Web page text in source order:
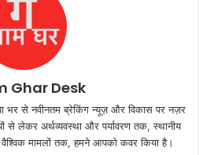
Ghar Desk
भर से नवीनतम ब्रेकिंग न्यूज़ और विकास पर नज़र
से लेकर अर्थव्यवस्था और पर्यावरण तक, स्थानीय
मामलों तक, हमने आपको कवर किया है।